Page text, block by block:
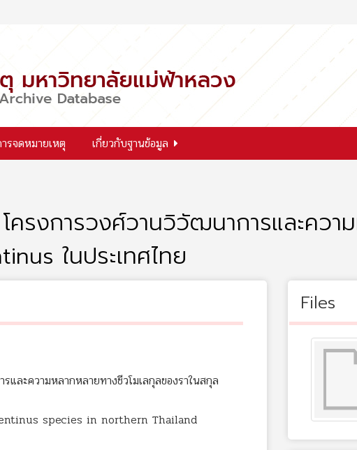
รจดหมายเหตุ เกี่ยวกับฐานข้อมูล
รงการวงศ์วานวิวัฒนาการและควา
ในประเทศไทย
ละความหลากหลายทางชีวโมเลกุลของราในสกุล
species in northern Thailand
Files